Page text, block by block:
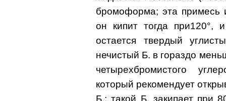
бромоформа; эта примесь
он кипит тогда при120°,
остается твердый
нечистый Б. в гораздо
четырехбромистого
который рекомендует
Б.; такой Б. закипает при